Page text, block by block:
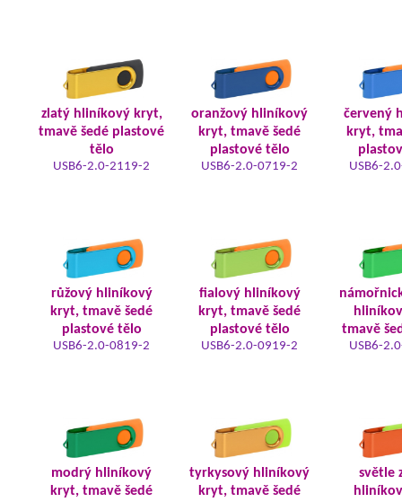
zlatý hliníkový kryt,
tmavě šedé plastové
tělo
USB6-2.0-2119-2
oranžový hliníkový
kryt, tmavě šedé
plastové tělo
USB6-2.0-0719-2
červený
kryt,
USB6-
růžový hliníkový
kryt, tmavě šedé
plastové tělo
USB6-2.0-0819-2
fialový hliníkový
kryt, tmavě šedé
plastové tělo
USB6-2.0-0919-2
tmavě
USB6-
modrý hliníkový
kryt, tmavě šedé
tyrkysový hliníkový
kryt, tmavě šedé
světle